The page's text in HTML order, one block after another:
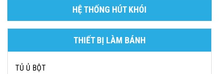
HỆ THỐNG HÚT KHÓI
THIẾT BỊ LÀM BÁNH
TỦ Ủ BỘT